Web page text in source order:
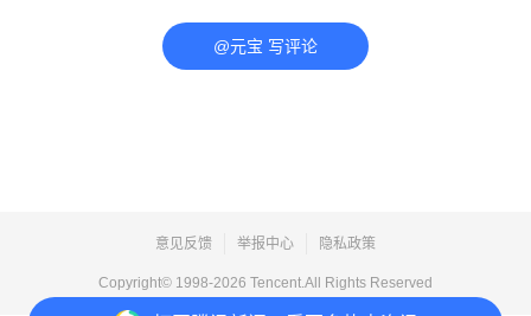
@元宝 写评论
意见反馈 举报中心 隐私政策
Copyright© 1998-2026 Tencent.All Rights Reserved